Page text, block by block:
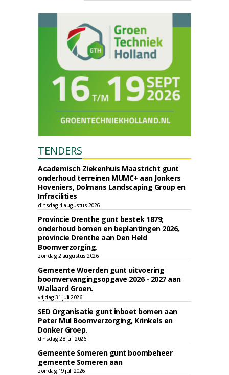
TENDERS
Academisch Ziekenhuis Maastricht gunt
onderhoud terreinen MUMC+ aan Jonkers
Hoveniers, Dolmans Landscaping Group en
Infracilities
dinsdag 4 augustus 2026
Provincie Drenthe gunt bestek 1879;
onderhoud bomen en beplantingen 2026,
provincie Drenthe aan Den Held
Boomverzorging.
zondag 2 augustus 2026
Gemeente Woerden gunt uitvoering
boomvervangingsopgave 2026 - 2027 aan
Wallaard Groen.
vrijdag 31 juli 2026
SED Organisatie gunt inboet bomen aan
Peter Mul Boomverzorging, Krinkels en
Donker Groep.
dinsdag 28 juli 2026
Gemeente Someren gunt boombeheer
gemeente Someren aan
zondag 19 juli 2026